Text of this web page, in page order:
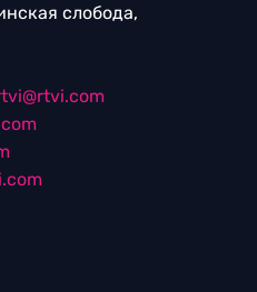
слобода,